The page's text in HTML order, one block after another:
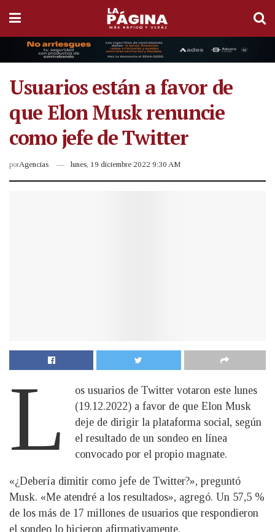
Usuarios están a favor de
que Elon Musk renuncie
como jefe de Twitter
porAgencias lunes, 19 diciembre 2022 9:30 AM
L
os usuarios de Twitter votaron este lunes
(19.12.2022) a favor de que Elon Musk
deje de dirigir la plataforma social, según
el resultado de un sondeo en línea
convocado por el propio magnate.
«¿Debería dimitir como jefe de Twitter?», preguntó
Musk. «Me atendré a los resultados», agregó. Un 57,5 %
de los más de 17 millones de usuarios que respondieron
el sondeo lo hicieron afirmativamente.